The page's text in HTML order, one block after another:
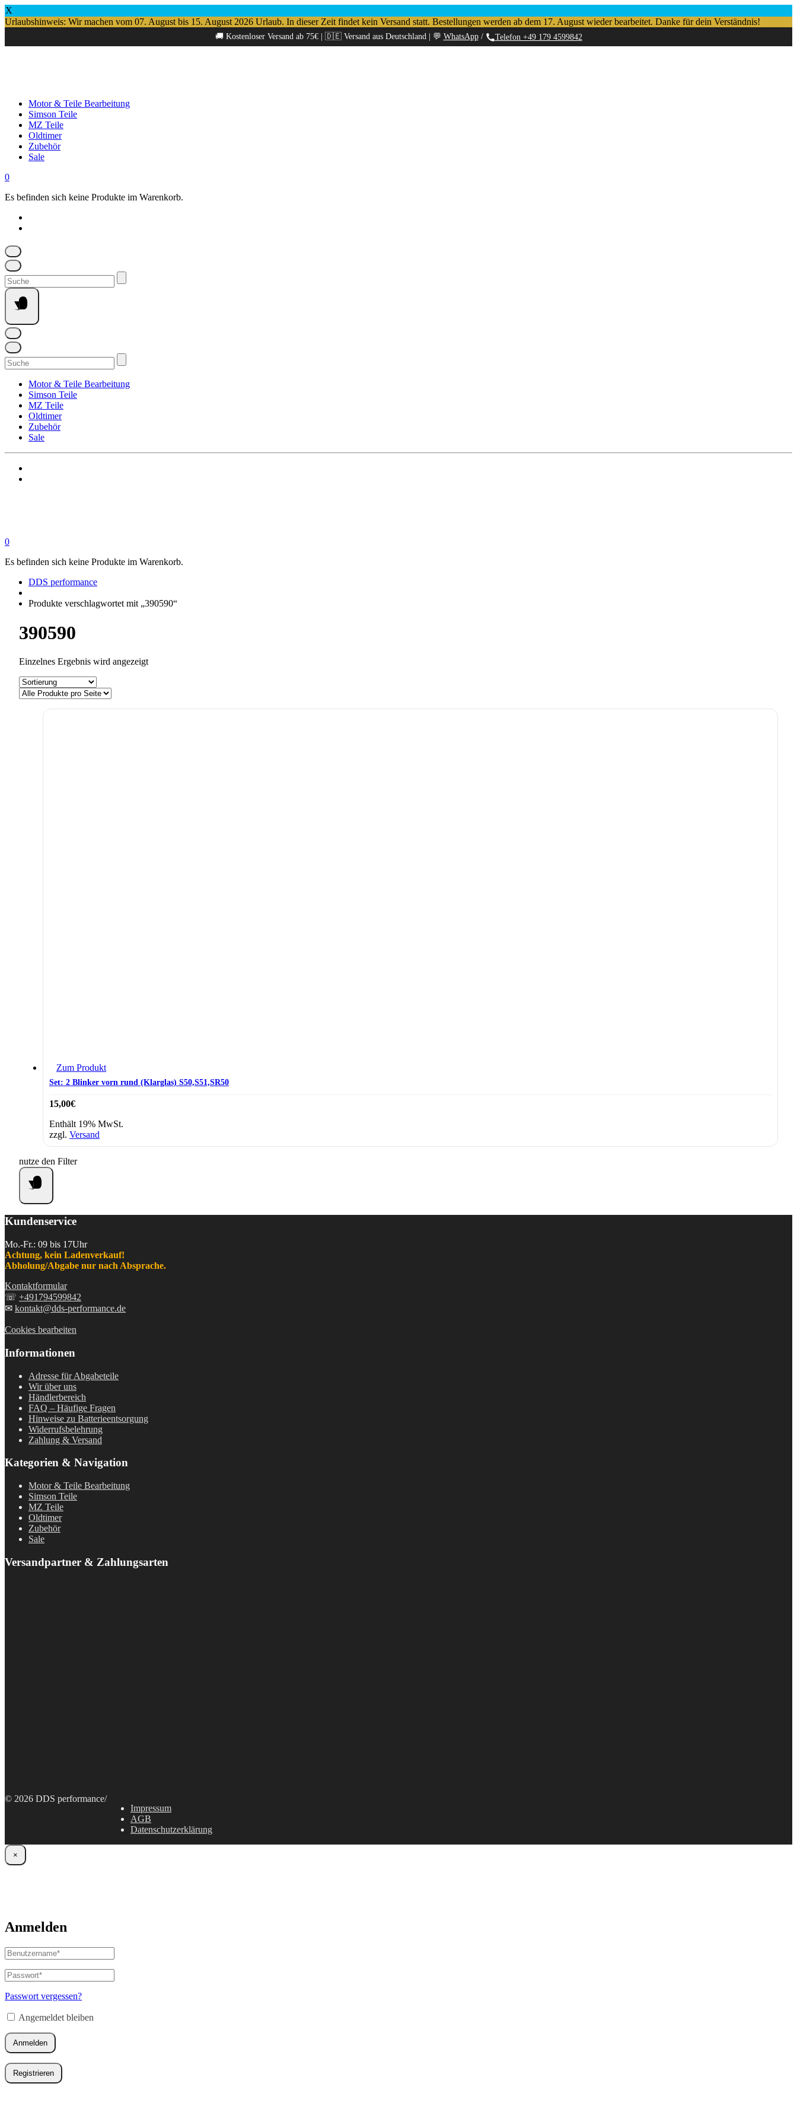
X
Urlaubshinweis: Wir machen vom 07. August bis 15. August 2026 Urlaub. In dieser Zeit findet kein Versand statt. Bestellungen werden ab dem 17. August wieder bearbeitet. Danke für dein Verständnis!
🚚 Kostenloser Versand ab 75€ | 🇩🇪 Versand aus Deutschland | 💬 WhatsApp/ Telefon +49 179 4599842
Motor & Teile Bearbeitung
Simson Teile
MZ Teile
Oldtimer
Zubehör
Sale
0
Es befinden sich keine Produkte im Warenkorb.
Suchen
nach:
Suchen
nach:
Motor & Teile Bearbeitung
Simson Teile
MZ Teile
Oldtimer
Zubehör
Sale
0
Es befinden sich keine Produkte im Warenkorb.
DDS performance
Produkte verschlagwortet mit „390590“
390590
Einzelnes Ergebnis wird angezeigt
Zum Produkt
Set: 2 Blinker vorn rund (Klarglas) S50,S51,SR50
15,00€
Enthält 19% MwSt.
zzgl. Versand
nutze den Filter
Kundenservice
Mo.-Fr.: 09 bis 17Uhr
Achtung, kein Ladenverkauf!
Abholung/Abgabe nur nach Absprache.
Kontaktformular
☏ +491794599842
✉ kontakt@dds-performance.de
Cookies bearbeiten
Informationen
Adresse für Abgabeteile
Wir über uns
Händlerbereich
FAQ – Häufige Fragen
Hinweise zu Batterieentsorgung
Widerrufsbelehrung
Zahlung & Versand
Kategorien & Navigation
Motor & Teile Bearbeitung
Simson Teile
MZ Teile
Oldtimer
Zubehör
Sale
Versandpartner & Zahlungsarten
© 2026 DDS performance/
Impressum
AGB
Datenschutzerklärung
×
Anmelden
Benutzername
oder
E-
Mail-
Adresse*
Passwort*
Erforderlich
Passwort vergessen?
Angemeldet bleiben
Anmelden
Registrieren